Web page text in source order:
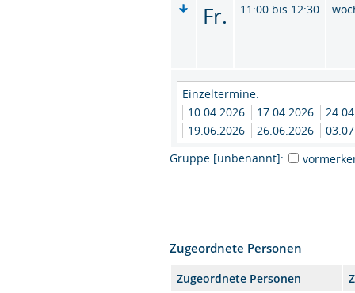
Fr. 11:00 bis 12:30
Einzeltermine:
10.04.2026
17.04.2026
19.06.2026
26.06.2026
Gruppe [unbenannt]:
Zugeordnete Personen
Zugeordnete Personen